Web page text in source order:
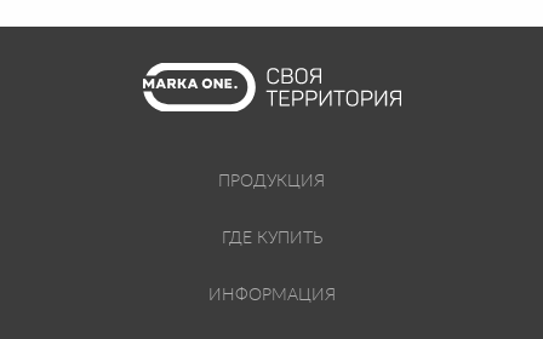
ПРОДУКЦИЯ
ГДЕ КУПИТЬ
ИНФОРМАЦИЯ